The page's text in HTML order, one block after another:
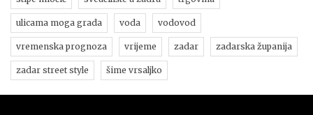
ulicama moga grada voda vodovod
vremenska prognoza vrijeme zadar zadarska županija
zadar street style šime vrsaljko